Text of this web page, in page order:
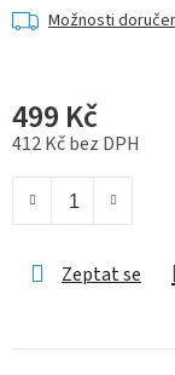
Možnosti
499 Kč
412 Kč bez DPH
Zeptat se